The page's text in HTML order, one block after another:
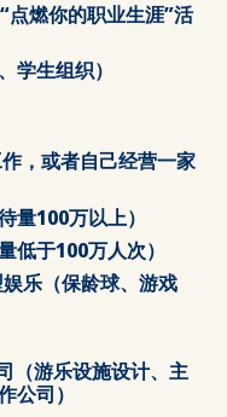
燃你的职业生涯”活
学生组织）
，或者自己经营一家
量100万以上）
低于100万人次）
乐（保龄球、游戏
（游乐设施设计、主
公司）